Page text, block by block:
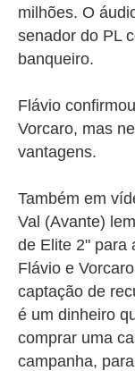
milhões. O
senador do PL
banqueiro.
Flávio
Vorcaro, mas
vantagens.
Também em
Val (Avante)
de Elite 2" para
Flávio e
captação de
é um dinheiro
comprar uma
campanha,